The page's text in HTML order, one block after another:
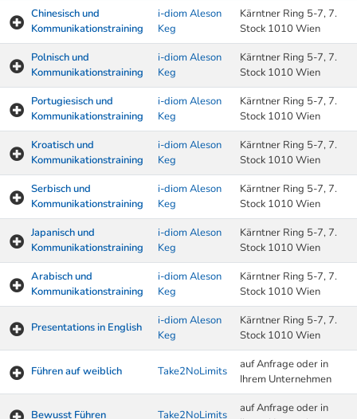
Chinesisch und
Kommunikationstraining
i-diom Aleson
Keg
Kärntner Ring 5-7, 7.
Stock 1010 Wien
Polnisch und
Kommunikationstraining
i-diom Aleson
Keg
Kärntner Ring 5-7, 7.
Stock 1010 Wien
Portugiesisch und
Kommunikationstraining
i-diom Aleson
Keg
Kärntner Ring 5-7, 7.
Stock 1010 Wien
Kroatisch und
Kommunikationstraining
i-diom Aleson
Keg
Kärntner Ring 5-7, 7.
Stock 1010 Wien
Serbisch und
Kommunikationstraining
i-diom Aleson
Keg
Kärntner Ring 5-7, 7.
Stock 1010 Wien
Japanisch und
Kommunikationstraining
i-diom Aleson
Keg
Kärntner Ring 5-7, 7.
Stock 1010 Wien
Arabisch und
Kommunikationstraining
i-diom Aleson
Keg
Kärntner Ring 5-7, 7.
Stock 1010 Wien
Presentations in English
i-diom Aleson
Keg
Kärntner Ring 5-7, 7.
Stock 1010 Wien
Führen auf weiblich Take2NoLimits
auf Anfrage oder in
Ihrem Unternehmen
Bewusst Führen Take2NoLimits
auf Anfrage oder in